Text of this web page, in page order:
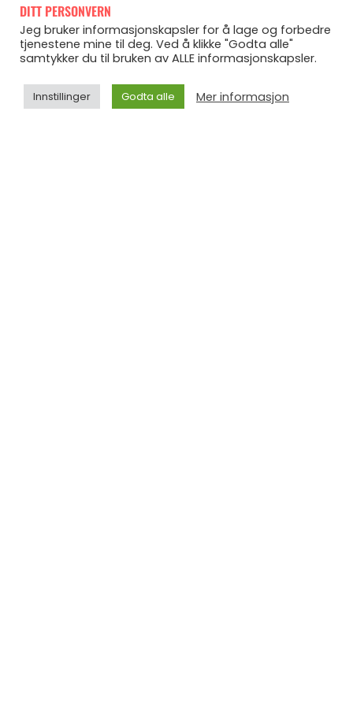
DITT PERSONVERN
Jeg bruker informasjonskapsler for å lage og forbedre
tjenestene mine til deg. Ved å klikke "Godta alle"
samtykker du til bruken av ALLE informasjonskapsler.
Innstillinger Godta alle Mer informasjon